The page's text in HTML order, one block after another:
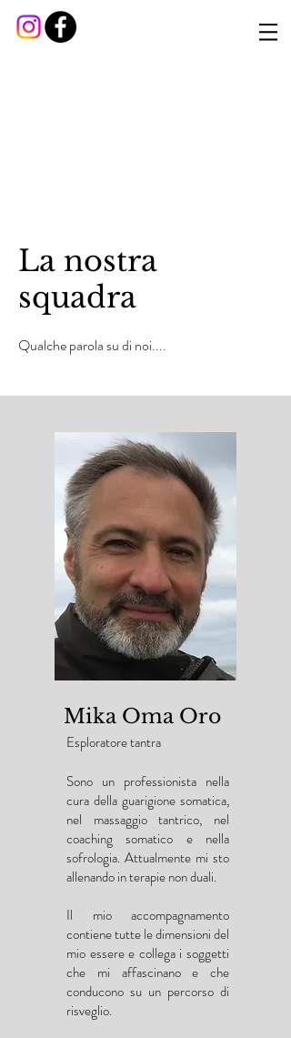
La nostra
squadra
Qualche parola su di noi....
Mika Oma Oro
Esploratore tantra
Sono un professionista nella
cura della guarigione somatica,
nel massaggio tantrico, nel
coaching somatico e nella
sofrologia. Attualmente mi sto
allenando in terapie non duali.
Il mio accompagnamento
contiene tutte le dimensioni del
mio essere e collega i soggetti
che mi affascinano e che
conducono su un percorso di
risveglio.